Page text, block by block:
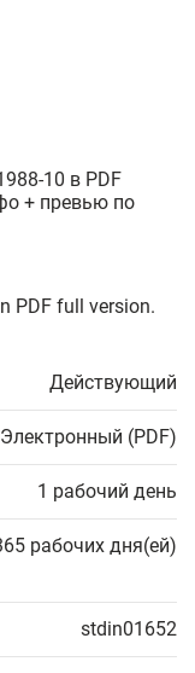
10 в PDF
+ превью по
PDF full version.
Действующий
Электронный (PDF)
1 рабочий день
рабочих дня(ей)
stdin01652